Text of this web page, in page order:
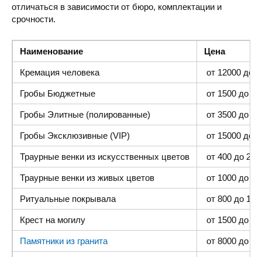
отличаться в зависимости от бюро, комплектации и
срочности.
Наименование Цена
Кремация человека от 12000 до
Гробы Бюджетные от 1500 до
Гробы Элитные (полированные) от 3500 до
Гробы Эксклюзивные (VIP) от 15000 до
Траурные венки из искусственных цветов от 400 до
Траурные венки из живых цветов от 1000 до
Ритуальные покрывала от 800 до
Крест на могилу от 1500 до
Памятники из гранита от 8000 до 25